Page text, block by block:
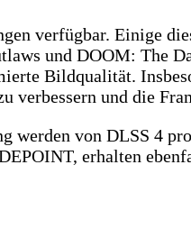
verfügbar. Einige
und DOOM: The
Bildqualität.
verbessern und die
von DLSS 4
erhalten